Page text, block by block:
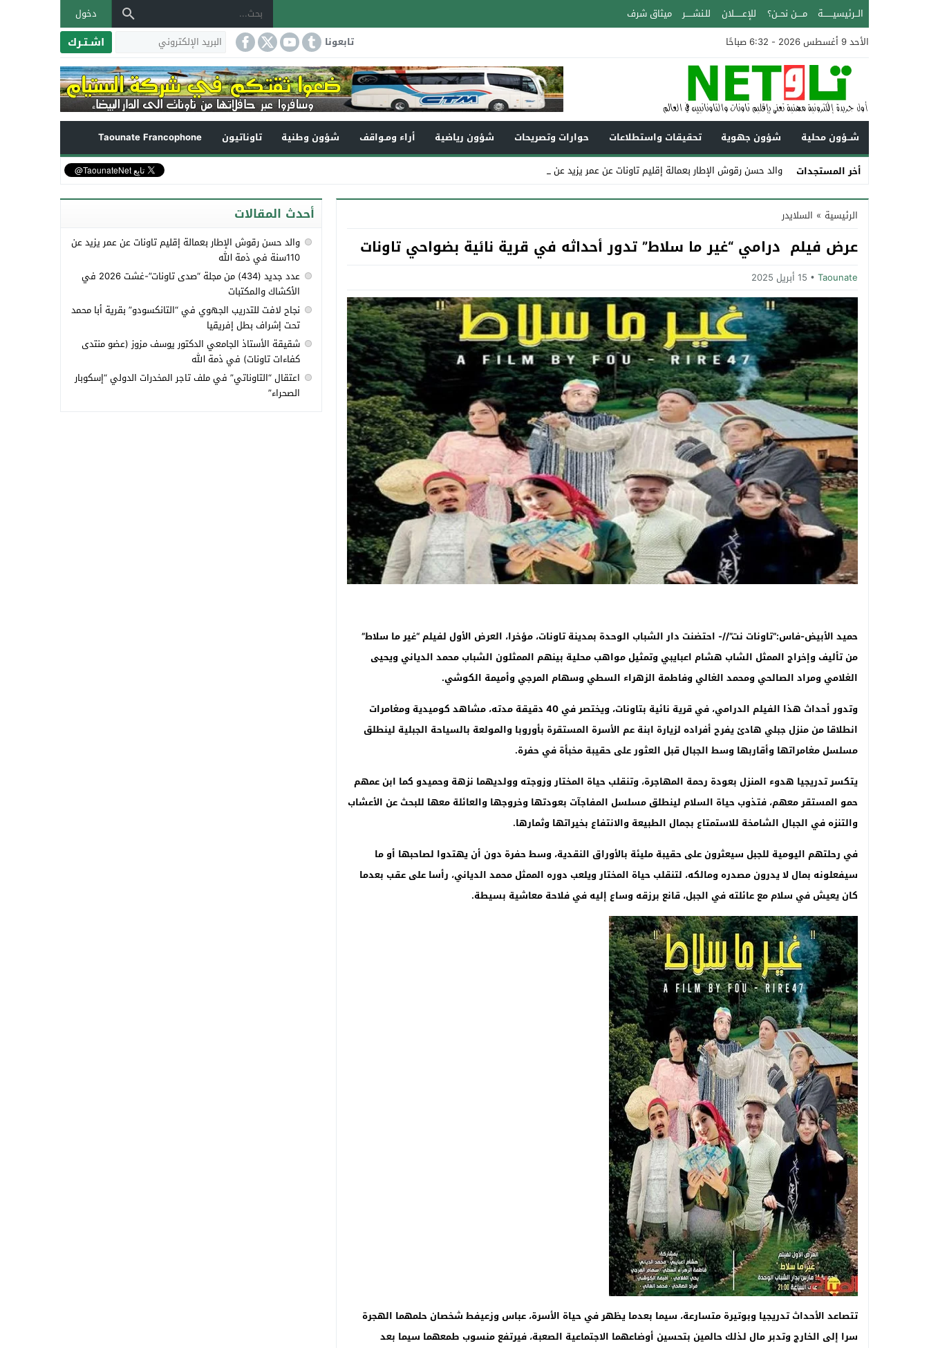
الــرئيسيـــــــة مــــن نحــن؟ للإعــــــلان للـنشـــــر ميثاق شرف
دخول
الأحد 9 أغسطس 2026 - 6:32 صباحًا
تابعونا اشـتـرك
شــؤون محلية شؤون جهوية تحقيقات واستطلاعات حوارات وتصريحات شؤون رياضية أراء ومـواقف شؤون وطنية تاوناتيون
Taounate Francophone
أخر المستجدات
والد حسن رقوش الإطار بعمالة إقليم تاونات عن عمر يزيد عن 110سنة في ذم_
Stop
Previous
Next
الرئيسية » السلايدر
عرض فيلم درامي “غير ما سلاط” تدور أحداثه في قرية نائية بضواحي تاونات
Taounate 15 أبريل 2025
حميد الأبيض-فاس:”تاونات نت”//- احتضنت دار الشباب الوحدة بمدينة تاونات، مؤخرا، العرض الأول لفيلم “غير ما سلاط”
من تأليف وإخراج الممثل الشاب هشام اعبايبي وتمثيل مواهب محلية بينهم الممثلون الشباب محمد الدياني ويحيى
الغلامي ومراد الصالحي ومحمد الغالي وفاطمة الزهراء السطي وسهام المرجي وأميمة الكوشي.
وتدور أحداث هذا الفيلم الدرامي، في قرية نائية بتاونات، ويختصر في 40 دقيقة مدته، مشاهد كوميدية ومغامرات
انطلاقا من منزل جبلي هادئ يفرح أفراده لزيارة ابنة عم الأسرة المستقرة بأوروبا والمولعة بالسياحة الجبلية لينطلق
مسلسل مغامراتها وأقاربها وسط الجبال قبل العثور على حقيبة مخبأة في حفرة.
يتكسر تدريجيا هدوء المنزل بعودة رحمة المهاجرة، وتنقلب حياة المختار وزوجته وولديهما نزهة وحميدو كما ابن عمهم
حمو المستقر معهم، فتذوب حياة السلام لينطلق مسلسل المفاجآت بعودتها وخروجها والعائلة معها للبحث عن الأعشاب
والتنزه في الجبال الشامخة للاستمتاع بجمال الطبيعة والانتفاع بخيراتها وثمارها.
في رحلتهم اليومية للجبل سيعثرون على حقيبة مليئة بالأوراق النقدية، وسط حفرة دون أن يهتدوا لصاحبها أو ما
سيفعلونه بمال لا يدرون مصدره ومالكه، لتنقلب حياة المختار ويلعب دوره الممثل محمد الدياني، رأسا على عقب بعدما
كان يعيش في سلام مع عائلته في الجبل، قانع برزقه وساع إليه في فلاحة معاشية بسيطة.
تتصاعد الأحداث تدريجيا وبوتيرة متسارعة، سيما بعدما يظهر في حياة الأسرة، عباس وزعيفط شخصان حلمهما الهجرة
سرا إلى الخارج وتدبر مال لذلك حالمين بتحسين أوضاعهما الاجتماعية الصعبة، فيرتفع منسوب طمعهما سيما بعد
أحدث المقالات
والد حسن رقوش الإطار بعمالة إقليم تاونات عن عمر يزيد عن
110سنة في ذمة الله
عدد جديد (434) من مجلة “صدى تاونات”-غشت 2026 في
الأكشاك والمكتبات
نجاح لافت للتدريب الجهوي في “التانكسودو” بقرية أبا محمد
تحت إشراف بطل إفريقيا
شقيقة الأستاذ الجامعي الدكتور يوسف مزوز (عضو منتدى
كفاءات تاونات) في ذمة الله
اعتقال “التاوناتي” في ملف تاجر المخدرات الدولي “إسكوبار
الصحراء”